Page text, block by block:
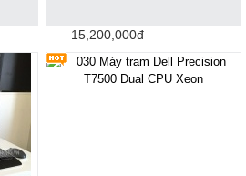
15,200,000đ